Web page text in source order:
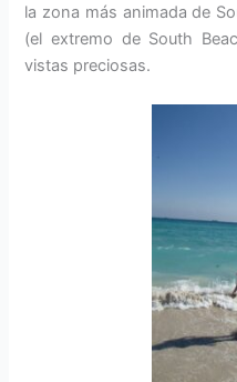
la zona más animada de
(el extremo de South
vistas preciosas.